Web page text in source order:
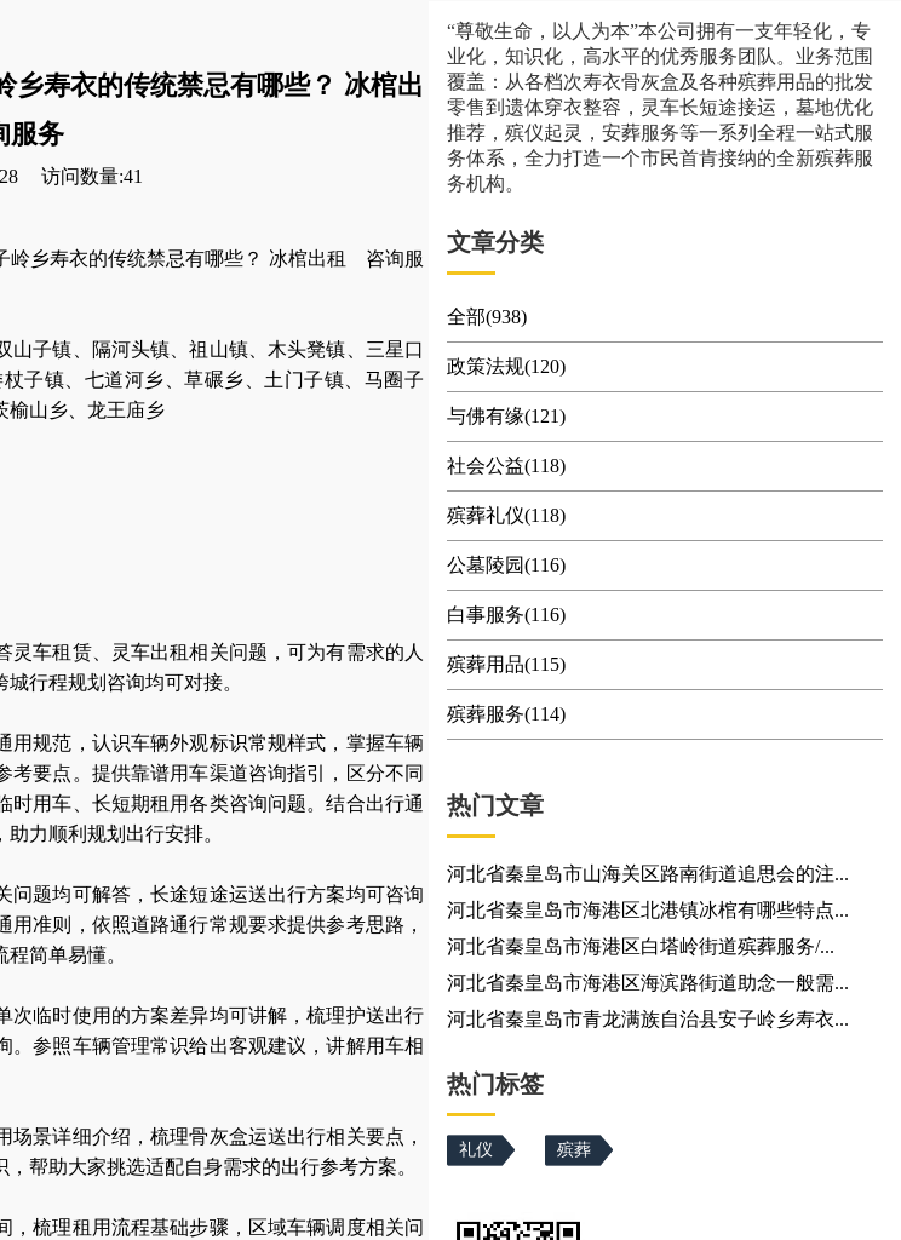
乡寿衣的传统禁忌有哪些？ 冰棺出
服务
访问数量:41
岭乡寿衣的传统禁忌有哪些？ 冰棺出租 咨询服
山子镇、隔河头镇、祖山镇、木头凳镇、三星口
子镇、七道河乡、草碾乡、土门子镇、马圈子
榆山乡、龙王庙乡
车租赁、灵车出租相关问题，可为有需求的人
行程规划咨询均可对接。
规范，认识车辆外观标识常规样式，掌握车辆
要点。提供靠谱用车渠道咨询指引，区分不同
用车、长短期租用各类咨询问题。结合出行通
力顺利规划出行安排。
题均可解答，长途短途运送出行方案均可咨询
准则，依照道路通行常规要求提供参考思路，
简单易懂。
次临时使用的方案差异均可讲解，梳理护送出行
参照车辆管理常识给出客观建议，讲解用车相
景详细介绍，梳理骨灰盒运送出行相关要点，
帮助大家挑选适配自身需求的出行参考方案。
梳理租用流程基础步骤，区域车辆调度相关问
“尊敬生命，以人为本”本公司拥有一支年轻化，专
业化，知识化，高水平的优秀服务团队。业务范围
覆盖：从各档次寿衣骨灰盒及各种殡葬用品的批发
零售到遗体穿衣整容，灵车长短途接运，墓地优化
推荐，殡仪起灵，安葬服务等一系列全程一站式服
务体系，全力打造一个市民首肯接纳的全新殡葬服
务机构。
文章分类
全部(938)
政策法规(120)
与佛有缘(121)
社会公益(118)
殡葬礼仪(118)
公墓陵园(116)
白事服务(116)
殡葬用品(115)
殡葬服务(114)
热门文章
河北省秦皇岛市山海关区路南街道追思会的注...
河北省秦皇岛市海港区北港镇冰棺有哪些特点...
河北省秦皇岛市海港区白塔岭街道殡葬服务/...
河北省秦皇岛市海港区海滨路街道助念一般需...
河北省秦皇岛市青龙满族自治县安子岭乡寿衣...
热门标签
礼仪 殡葬